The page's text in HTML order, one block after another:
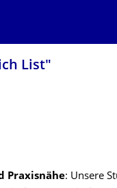
List"
Praxisnähe: Unsere